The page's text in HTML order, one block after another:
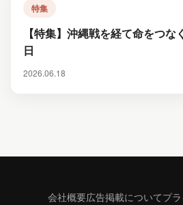
特集
【特集】沖縄戦を経て命をつ
日
2026.06.18
会社概要広告掲載についてプ